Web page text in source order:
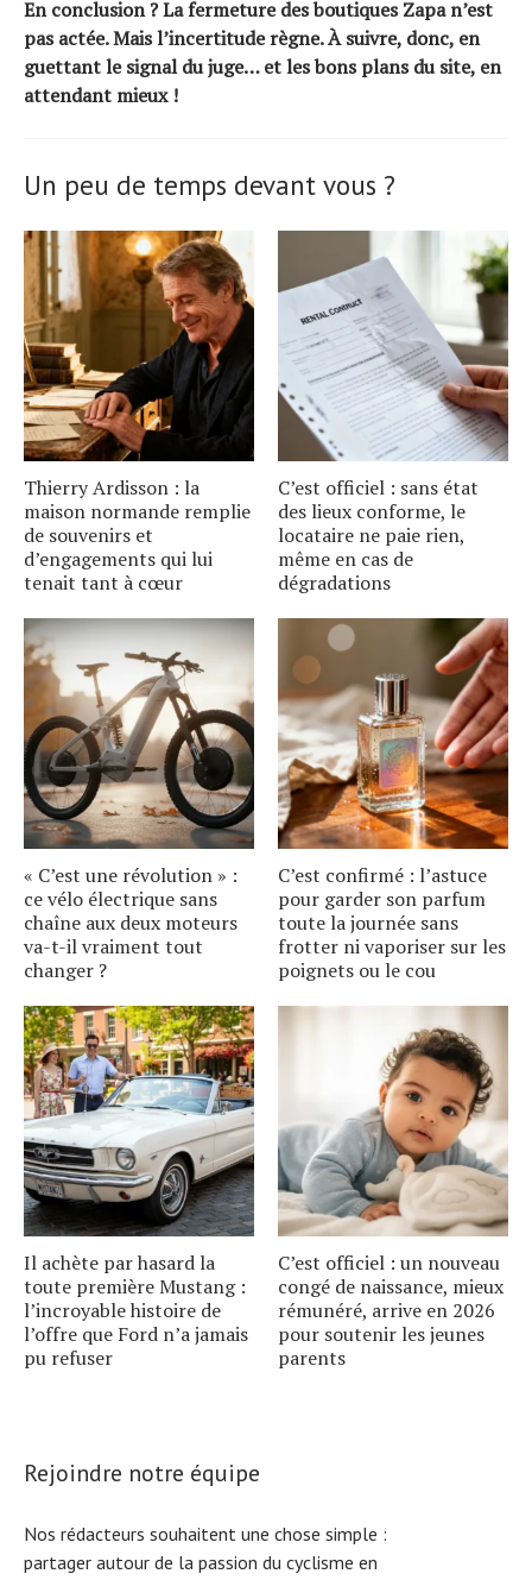
En conclusion ? La fermeture des boutiques Zapa n’est
pas actée. Mais l’incertitude règne. À suivre, donc, en
guettant le signal du juge… et les bons plans du site, en
attendant mieux !
Un peu de temps devant vous ?
Thierry Ardisson : la
maison normande remplie
de souvenirs et
d’engagements qui lui
tenait tant à cœur
C’est officiel : sans état
des lieux conforme, le
locataire ne paie rien,
même en cas de
dégradations
« C’est une révolution » :
ce vélo électrique sans
chaîne aux deux moteurs
va-t-il vraiment tout
changer ?
C’est confirmé : l’astuce
pour garder son parfum
toute la journée sans
frotter ni vaporiser sur les
poignets ou le cou
Il achète par hasard la
toute première Mustang :
l’incroyable histoire de
l’offre que Ford n’a jamais
pu refuser
C’est officiel : un nouveau
congé de naissance, mieux
rémunéré, arrive en 2026
pour soutenir les jeunes
parents
Rejoindre notre équipe
Nos rédacteurs souhaitent une chose simple :
partager autour de la passion du cyclisme en